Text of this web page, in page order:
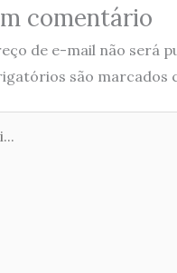
comentário
de e-mail não será
são marcados